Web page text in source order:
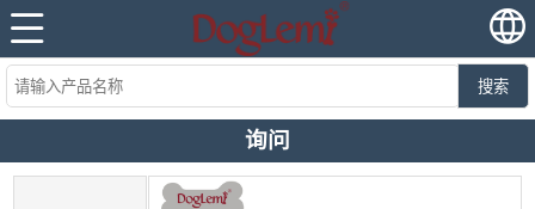
搜索
询问